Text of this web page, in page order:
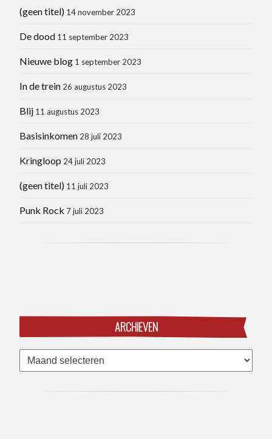
(geen titel) 14 november 2023
De dood 11 september 2023
Nieuwe blog 1 september 2023
In de trein 26 augustus 2023
Blij 11 augustus 2023
Basisinkomen 28 juli 2023
Kringloop 24 juli 2023
(geen titel) 11 juli 2023
Punk Rock 7 juli 2023
ARCHIEVEN
Archieven